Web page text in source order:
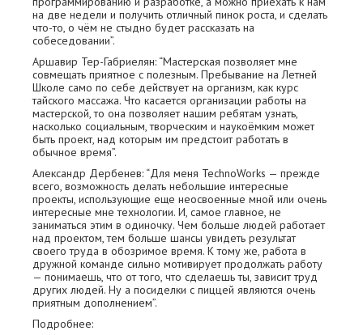
на две недели и получить отличный пинок роста, и сделать
что-то, о чём не стыдно будет рассказать на
собеседовании”.
Аршавир Тер-Габриелян: “Мастерская позволяет мне
совмещать приятное с полезным. Пребывание на Летней
Школе само по себе действует на организм, как курс
тайского массажа. Что касается организации работы на
мастерской, то она позволяет нашим ребятам узнать,
насколько социальным, творческим и наукоёмким может
быть проект, над которым им предстоит работать в
обычное время”.
Александр Дербенев: “Для меня TechnoWorks — прежде
всего, возможность делать небольшие интересные
проекты, использующие еще неосвоенные мной или очень
интересные мне технологии. И, самое главное, не
заниматься этим в одиночку. Чем больше людей работает
над проектом, тем больше шансы увидеть результат
своего труда в обозримое время. К тому же, работа в
дружной команде сильно мотивирует продолжать работу
— понимаешь, что от того, что сделаешь ты, зависит труд
других людей. Ну а посиделки с пиццей являются очень
приятным дополнением”.
Подробнее: